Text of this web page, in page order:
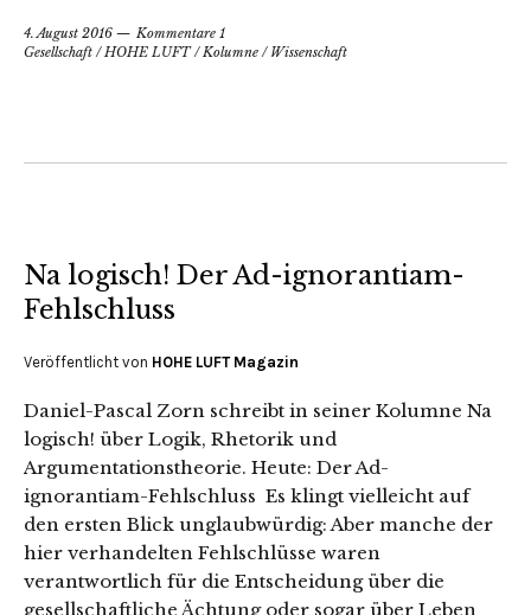
4. August 2016
Kommentare 1
Gesellschaft /HOHE LUFT/Kolumne / Wissenschaft
Na logisch! Der Ad-ignorantiam-
Fehlschluss
Veröffentlicht von HOHE LUFT Magazin
Daniel-Pascal Zorn schreibt in seiner Kolumne Na
logisch! über Logik, Rhetorik und
Argumentationstheorie. Heute: Der Ad-
ignorantiam-Fehlschluss Es klingt vielleicht auf
den ersten Blick unglaubwürdig: Aber manche der
hier verhandelten Fehlschlüsse waren
verantwortlich für die Entscheidung über die
gesellschaftliche Ächtung oder sogar über Leben